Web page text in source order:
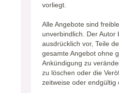
vorliegt.
Alle Angebote sind
unverbindlich. Der Autor
ausdrücklich vor, Teile
gesamte Angebot ohne
Ankündigung zu
zu löschen oder die
zeitweise oder endgültig